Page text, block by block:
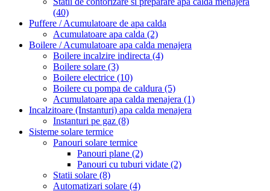
(40)
Puffere / Acumulatoare de apa calda
Acumulatoare apa calda (2)
Boilere / Acumulatoare apa calda menajera
Boilere incalzire indirecta (4)
Boilere solare (3)
Boilere electrice (10)
Boilere cu pompa de caldura (5)
Acumulatoare apa calda menajera (1)
Incalzitoare (Instanturi) apa calda menajera
Instanturi pe gaz (8)
Sisteme solare termice
Panouri solare termice
Panouri plane (2)
Panouri cu tuburi vidate (2)
Statii solare (8)
Automatizari solare (4)